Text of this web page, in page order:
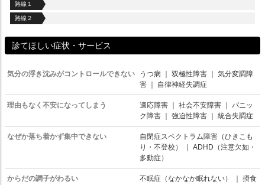
路線１
路線２
診てほしい症状・サービス
気分の浮き沈みがコントロールできない うつ病 双極性障害
気分変調障
害
自律神経失調症
理由もなく不安になってしまう 適応障害 社会不安障害
パニッ
ク障害
強迫性障害 統合失調症
なぜか落ち着かず集中できない
自閉症スペクトラム障害（ひきこも
り・不登校）
ADHD（注意欠如・
多動症）
からだの調子がわるい 不眠症（なかなか眠れない）
摂食